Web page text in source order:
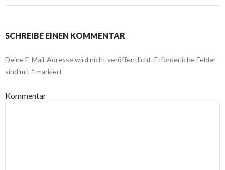
SCHREIBE EINEN KOMMENTAR
Deine E-Mail-Adresse wird nicht veröffentlicht. Erforderliche Felder
sind mit * markiert
Kommentar